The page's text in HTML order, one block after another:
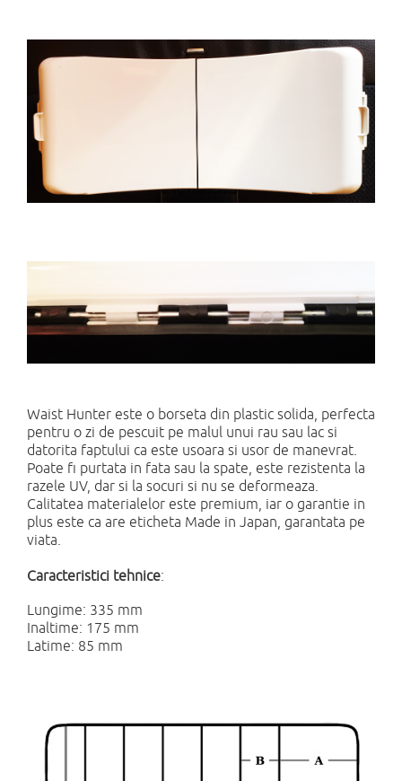
Waist Hunter este o borseta din plastic solida, perfecta
pentru o zi de pescuit pe malul unui rau sau lac si
datorita faptului ca este usoara si usor de manevrat.
Poate fi purtata in fata sau la spate, este rezistenta la
razele UV, dar si la socuri si nu se deformeaza.
Calitatea materialelor este premium, iar o garantie in
plus este ca are eticheta Made in Japan, garantata pe
viata.
Caracteristici tehnice:
Lungime: 335 mm
Inaltime: 175 mm
Latime: 85 mm